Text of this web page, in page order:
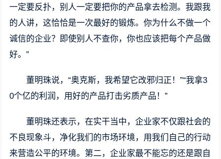
一定要反扑，别人一定要把你的产品拿去检测。我跟我
的人讲，这恰恰是一次最好的锻炼。你为什么不做一个
诚信的企业？即使别人不查你，你也应该把每个产品做
好。”
董明珠说，“奥克斯，我希望它改邪归正！”“我拿3
0个亿的利润，用好的产品打击劣质产品！”
董明珠还表示，在实干当中，企业家不仅跟社会的
不良现象斗，净化我们的市场环境，用我们自己的行动
来营造公平的环境。第二，企业家最不能忘的还是跟自